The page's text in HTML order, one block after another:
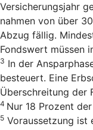
Versicherungsjahr
nah­men von über
Ab­zug fäl­lig.
Fonds­wert müs­sen
3 In der
besteuert. Eine
Überschreitung der
4 Nur 18 Pro­zent
5 Voraussetzung ist